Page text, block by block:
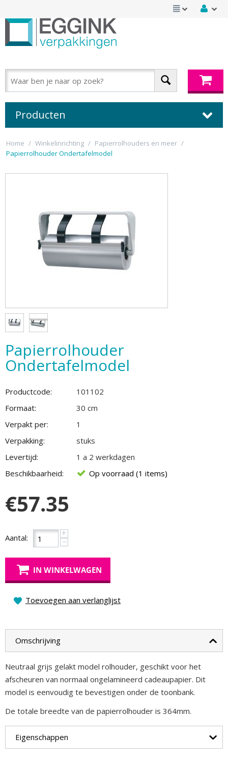
Producten
Home / Winkelinrichting / Papierrolhouders en meer /
Papierrolhouder Ondertafelmodel
Papierrolhouder
Ondertafelmodel
Productcode:
101102
Formaat:
30 cm
Verpakt per:
1
Verpakking:
stuks
Levertijd:
1 a 2 werkdagen
Beschikbaarheid:
Op voorraad (1 items)
€57.35
Aantal: +
−
IN WINKELWAGEN
Toevoegen aan verlanglijst
Omschrijving
Neutraal grijs gelakt model rolhouder, geschikt voor het
afscheuren van normaal ongelamineerd cadeaupapier. Dit
model is eenvoudig te bevestigen onder de toonbank.
De totale breedte van de papierrolhouder is 364mm.
Eigenschappen